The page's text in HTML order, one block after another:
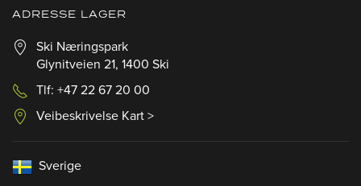
ADRESSE LAGER
Ski Næringspark
Glynitveien 21, 1400 Ski
Tlf: +47 22 67 20 00
Veibeskrivelse Kart >
Sverige